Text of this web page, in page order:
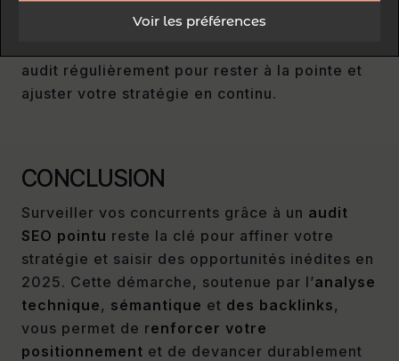
Voir les préférences
audit régulièrement pour rester à la pointe et
ajuster votre stratégie en continu.
CONCLUSION
Surveiller vos concurrents grâce à un audit
SEO pointu reste la clé pour affiner votre
stratégie et saisir des opportunités inédites en
2025. Cette démarche, soutenue par l’analyse
technique, sémantique et des backlinks,
vous permet de renforcer votre
positionnement et de devancer durablement